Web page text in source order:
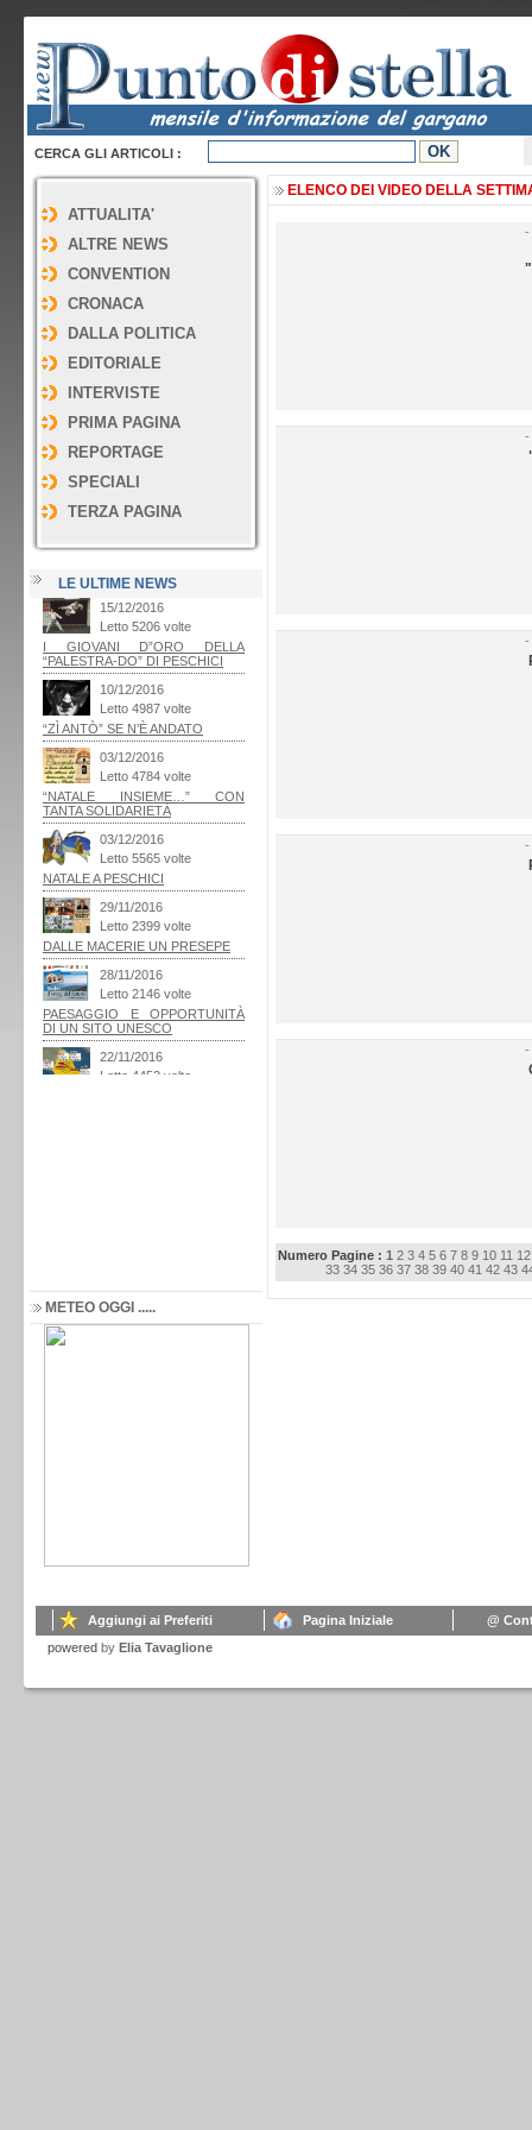
CERCA GLI ARTICOLI :
ATTUALITA'
ALTRE NEWS
CONVENTION
CRONACA
DALLA POLITICA
EDITORIALE
INTERVISTE
PRIMA PAGINA
REPORTAGE
SPECIALI
TERZA PAGINA
LE ULTIME NEWS
METEO OGGI .....
ELENCO DEI VIDEO DELLA
-
-
-
-
-
Numero Pagine : 1 2 3 4 5 6 7 8 9 10 11 12
33 34 35 36 37 38 39 40 41 42 43
Aggiungi ai Preferiti Pagina Iniziale
@
powered by Elia Tavaglione